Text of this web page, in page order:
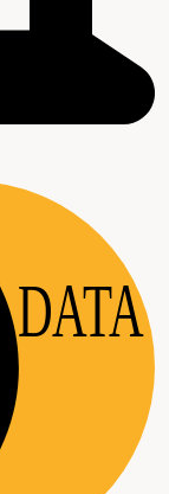
DATA